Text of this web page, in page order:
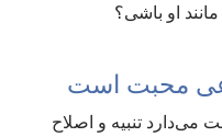
او باشی؟‏
می‌دارد تنبیه و اصلاح